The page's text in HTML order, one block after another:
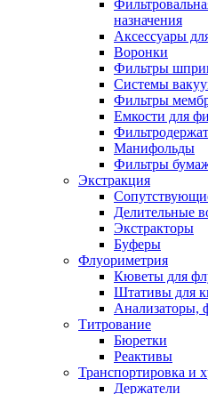
назначения
Аксессуары
Воронки
Фильтры
Системы
Фильтры
Емкости для
Манифольды
Фильтры
Экстракция
Делительные
Экстракторы
Буферы
Флуориметрия
Кюветы для
Штативы для
Анализаторы,
Титрование
Бюретки
Реактивы
Транспортировка и
Держатели